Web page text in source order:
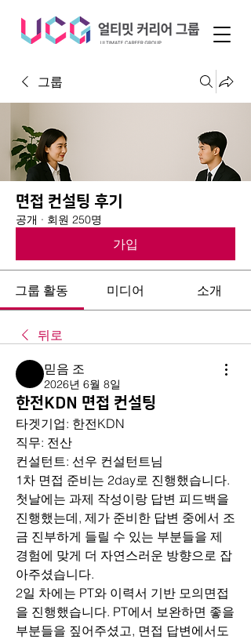
그룹
면접 컨설팅 후기
공개 · 회원 250명
가입
그룹 활동 미디어 소개
뒤로
믿음 조
2026년 6월 8일
한전KDN 면접 컨설팅
타겟기업: 한전KDN
직무: 전산
컨설턴트: 선우 컨설턴트님
1차 면접 준비는 2day로 진행했습니다.
첫날에는 과제 작성이랑 답변 피드백을
진행했는데, 제가 준비한 답변 중에서 조
금 진부하게 들릴 수 있는 부분들을 제
경험에 맞게 더 자연스러운 방향으로 잡
아주셨습니다.
2일 차에는 PT와 이력서 기반 모의면접
을 진행했습니다. PT에서 보완하면 좋을
부분들을 짚어주셨고, 면접 답변에서도